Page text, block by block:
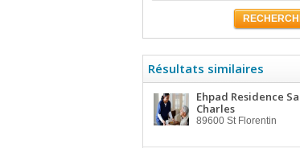
Résultats similaires
Ehpad Residence
Charles
89600 St Florentin